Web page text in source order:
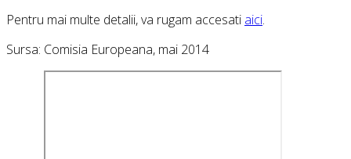
Pentru mai multe detalii, va rugam accesati aici.
Sursa: Comisia Europeana, mai 2014